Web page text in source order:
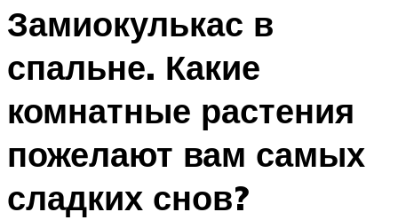
Замиокулькас в
спальне. Какие
комнатные растения
пожелают вам самых
сладких снов?